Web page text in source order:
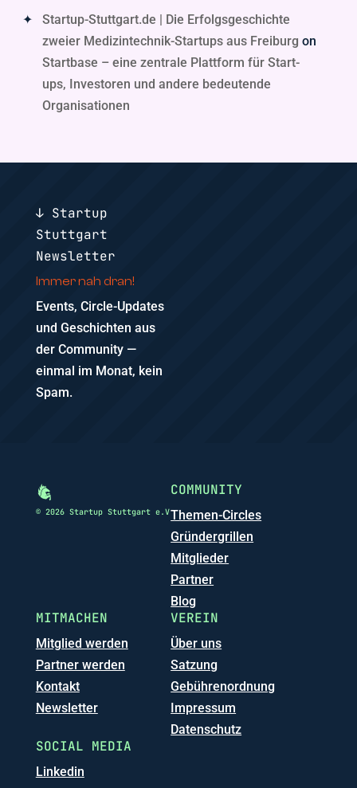
Startup-Stuttgart.de | Die Erfolgsgeschichte
zweier Medizintechnik-Startups aus Freiburg on
Startbase – eine zentrale Plattform für Start-
ups, Investoren und andere bedeutende
Organisationen
↓ Startup
Stuttgart
Newsletter
Immer nah dran!
Events, Circle-Updates
und Geschichten aus
der Community —
einmal im Monat, kein
Spam.
© 2026 Startup Stuttgart e.V
COMMUNITY
Themen-Circles
Gründergrillen
Mitglieder
Partner
Blog
MITMACHEN
Mitglied werden
Partner werden
Kontakt
Newsletter
VEREIN
Über uns
Satzung
Gebührenordnung
Impressum
Datenschutz
SOCIAL MEDIA
Linkedin